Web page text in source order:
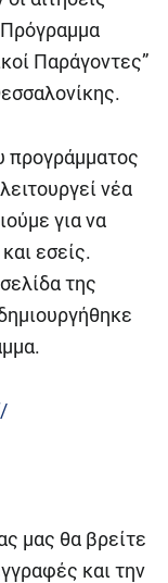
Παράγοντες”
προγράμματος
νέα
για να
εσείς.
της
μας θα βρείτε
και την